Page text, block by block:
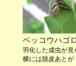
ベッコウ
羽化した成虫が
横には脱皮あと